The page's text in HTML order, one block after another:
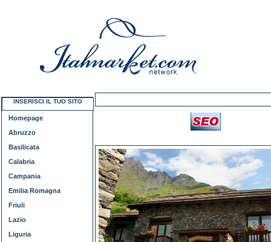
INSERISCI IL TUO SITO
Homepage
Abruzzo
Basilicata
Calabria
Campania
Emilia Romagna
Friuli
Lazio
Liguria